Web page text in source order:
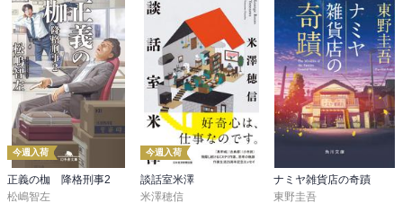
今週入荷
正義の枷 降格刑事2
松嶋智左
今週入荷
談話室米澤
米澤穂信
ナミヤ雑貨店の奇蹟
東野圭吾